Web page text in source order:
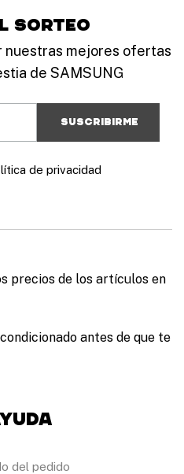
sorteo
nuestras mejores ofertas
de SAMSUNG
de privacidad
precios de los artículos en
antes de que te
del pedido